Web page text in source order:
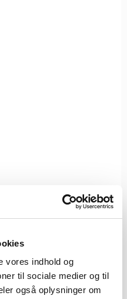
vores indhold og
til sociale medier og til
også oplysninger om